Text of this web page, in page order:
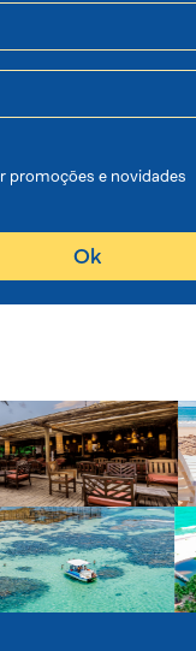
promoções e novidades